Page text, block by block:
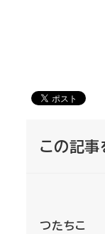
この記
つたちこ